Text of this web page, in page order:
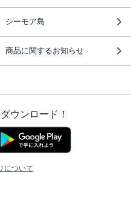
シーモア島
商品に関するお知らせ
ウンロード！
について